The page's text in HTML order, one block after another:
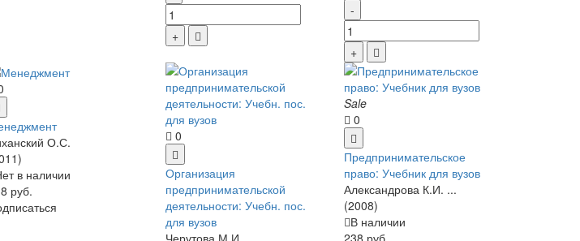
О.С.
в наличии
руб.
0
Организация
предпринимательской
деятельности: Учебн. пос.
для вузов
Черутова М.И.
Sale
0
Предпринимательское
право: Учебник для вузов
Александрова К.И. ...
(2008)
В наличии
238 руб.